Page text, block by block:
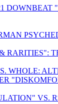
RARITIES":
WHOLE:
VS.